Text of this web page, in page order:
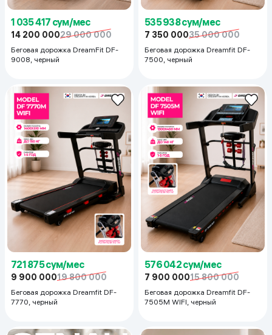
1 035 417 сум/мес
14 200 00029 000 000
Беговая дорожка DreamFit DF-
9008, черный
535 938 сум/мес
7 350 00035 000 000
Беговая дорожка Dreamfit DF-
7500, черный
721 875 сум/мес
9 900 00019 800 000
Беговая дорожка Dreamfit DF-
7770, черный
576 042 сум/мес
7 900 00015 800 000
Беговая дорожка Dreamfit DF-
7505M WIFI, черный